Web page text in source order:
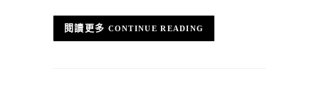
CONTINUE READING